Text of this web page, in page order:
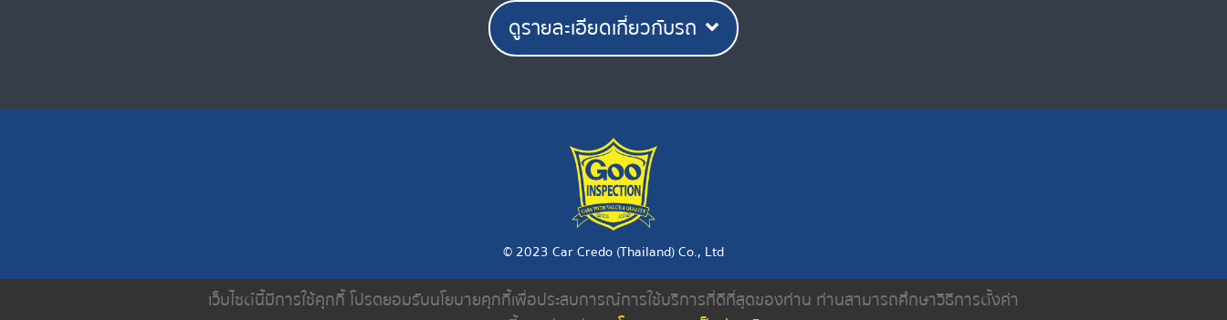
ดูรายละเอียดเกี่ยวกับรถ
© 2023 Car Credo (Thailand) Co., Ltd
เกี่ยวกับเรา บริการของเรา ค้นหารถมือสอง ดีลเลอร์ บทความ ติดต่อเรา นโยบายความเป็นส่วนตัว
เว็บไซต์นี้มีการใช้คุกกี้ โปรดยอมรับนโยบายคุกกี้เพื่อประสบการณ์การใช้บริการที่ดีที่สุดของท่าน ท่านสามารถศึกษาวิธีการตั้งค่า